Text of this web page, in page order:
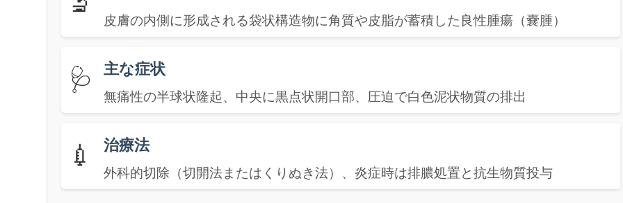
皮膚の内側に形成される袋状構造物に角質や皮脂が蓄積した良性腫瘍（嚢腫）
🩺 主な症状
無痛性の半球状隆起、中央に黒点状開口部、圧迫で白色泥状物質の排出
💉 治療法
外科的切除（切開法またはくりぬき法）、炎症時は排膿処置と抗生物質投与